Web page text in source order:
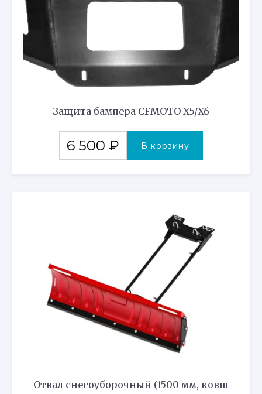
Защита бампера CFMOTO X5/X6
6 500 ₽ В корзину
Отвал снегоуборочный (1500 мм, ковш